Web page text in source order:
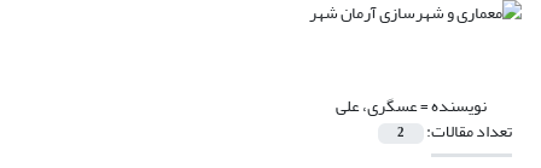
نویسنده =عسگری، علی
تعداد مقالات: 2